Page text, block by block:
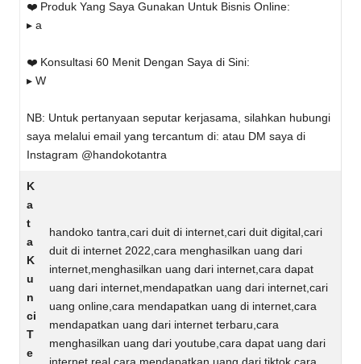
❤️ Produk Yang Saya Gunakan Untuk Bisnis Online:
▸ a
❤️ Konsultasi 60 Menit Dengan Saya di Sini:
▸ W
NB: Untuk pertanyaan seputar kerjasama, silahkan hubungi
saya melalui email yang tercantum di: atau DM saya di
Instagram @handokotantra
K
a
t
a
K
u
n
ci
T
e
handoko tantra,cari duit di internet,cari duit digital,cari
duit di internet 2022,cara menghasilkan uang dari
internet,menghasilkan uang dari internet,cara dapat
uang dari internet,mendapatkan uang dari internet,cari
uang online,cara mendapatkan uang di internet,cara
mendapatkan uang dari internet terbaru,cara
menghasilkan uang dari youtube,cara dapat uang dari